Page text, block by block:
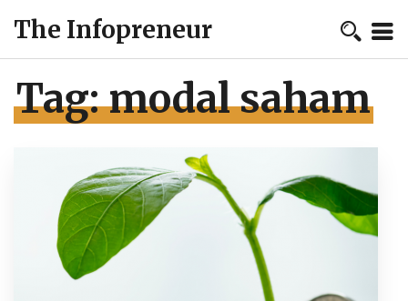
The Infopreneur
Tag:modal saham